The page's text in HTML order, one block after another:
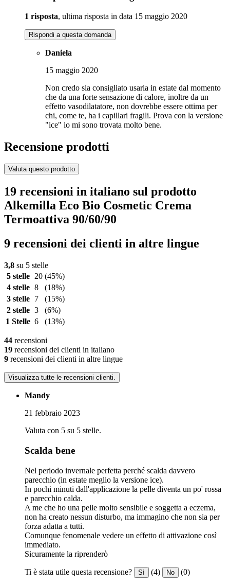
1 risposta, ultima risposta in data 15 maggio 2020
Rispondi a questa domanda
Daniela
15 maggio 2020
Non credo sia consigliato usarla in estate dal momento
che da una forte sensazione di calore, inoltre da un
effetto vasodilatatore, non dovrebbe essere ottima per
chi, come te, ha i capillari fragili. Prova con la versione
"ice" io mi sono trovata molto bene.
Recensione prodotti
Valuta questo prodotto
19 recensioni in italiano sul prodotto
Alkemilla Eco Bio Cosmetic Crema
Termoattiva 90/60/90
9 recensioni dei clienti in altre lingue
3,8 su 5 stelle
5 stelle
20 (45%)
4 stelle 8
(18%)
3 stelle
7
(15%)
2 stelle 3
(6%)
1 Stelle 6 (13%)
44 recensioni
19 recensioni dei clienti in italiano
9 recensioni dei clienti in altre lingue
Visualizza tutte le recensioni clienti.
Mandy
21 febbraio 2023
Valuta con 5 su 5 stelle.
Scalda bene
Nel periodo invernale perfetta perché scalda davvero
parecchio (in estate meglio la versione ice).
In pochi minuti dall'applicazione la pelle diventa un po' rossa
e parecchio calda.
A me che ho una pelle molto sensibile e soggetta a eczema,
non ha creato nessun disturbo, ma immagino che non sia per
forza adatta a tutti.
Comunque fenomenale vedere un effetto di attivazione così
immediato.
Sicuramente la riprenderò
Ti è stata utile questa recensione? Sì (4) No (0)